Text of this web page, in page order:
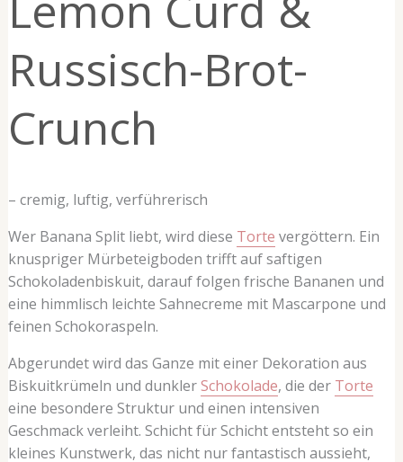
Russisch-Brot-
Crunch
– cremig, luftig, verführerisch
Wer Banana Split liebt, wird diese Torte vergöttern. Ein
knuspriger Mürbeteigboden trifft auf saftigen
Schokoladenbiskuit, darauf folgen frische Bananen und
eine himmlisch leichte Sahnecreme mit Mascarpone und
feinen Schokoraspeln.
Abgerundet wird das Ganze mit einer Dekoration aus
Biskuitkrümeln und dunklerSchokolade, die der Torte
eine besondere Struktur und einen intensiven
Geschmack verleiht. Schicht für Schicht entsteht so ein
kleines Kunstwerk, das nicht nur fantastisch aussieht,